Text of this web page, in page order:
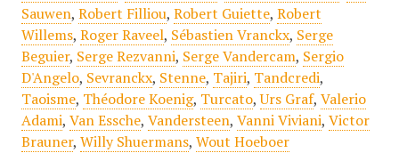
Sauwen, Robert Filliou, Robert Guiette, Robert
Willems, Roger Raveel, Sébastien Vranckx, Serge
Beguier, Serge Rezvanni, Serge Vandercam, Sergio
D'Angelo, Sevranckx, Stenne, Tajiri, Tandcredi,
Taoisme, Théodore Koenig, Turcato,Urs Graf, Valerio
Adami, Van Essche, Vandersteen, Vanni Viviani, Victor
Brauner, Willy Shuermans, Wout Hoeboer